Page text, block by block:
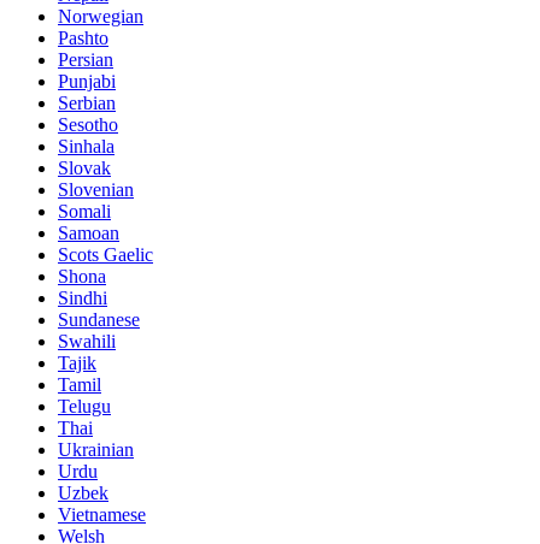
Norwegian
Pashto
Persian
Punjabi
Serbian
Sesotho
Sinhala
Slovak
Slovenian
Somali
Samoan
Scots Gaelic
Shona
Sindhi
Sundanese
Swahili
Tajik
Tamil
Telugu
Thai
Ukrainian
Urdu
Uzbek
Vietnamese
Welsh